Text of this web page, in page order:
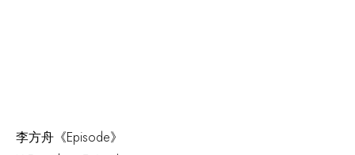
李方舟《Episode》